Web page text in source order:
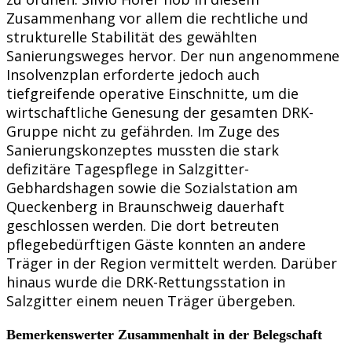
Zusammenhang vor allem die rechtliche und
strukturelle Stabilität des gewählten
Sanierungsweges hervor. Der nun angenommene
Insolvenzplan erforderte jedoch auch
tiefgreifende operative Einschnitte, um die
wirtschaftliche Genesung der gesamten DRK-
Gruppe nicht zu gefährden. Im Zuge des
Sanierungskonzeptes mussten die stark
defizitäre Tagespflege in Salzgitter-
Gebhardshagen sowie die Sozialstation am
Queckenberg in Braunschweig dauerhaft
geschlossen werden. Die dort betreuten
pflegebedürftigen Gäste konnten an andere
Träger in der Region vermittelt werden. Darüber
hinaus wurde die DRK-Rettungsstation in
Salzgitter einem neuen Träger übergeben.
Bemerkenswerter Zusammenhalt in der Belegschaft